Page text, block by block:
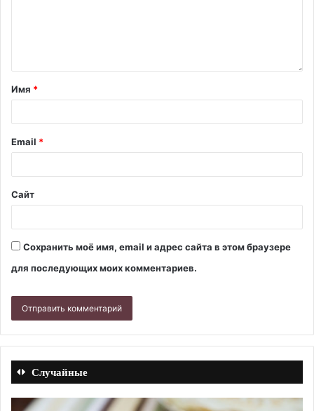
Имя *
Email *
Сайт
Сохранить моё имя, email и адрес сайта в этом браузере
для последующих моих комментариев.
Случайные
Абрикосовое